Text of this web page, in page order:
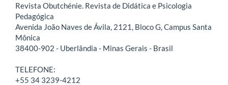
Revista Obutchénie. Revista de Didática e Psicologia
Pedagógica
Avenida João Naves de Ávila, 2121, Bloco G, Campus Santa
Mônica
38400-902 - Uberlândia - Minas Gerais - Brasil
TELEFONE:
+55 34 3239-4212